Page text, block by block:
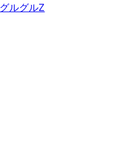
ルグルZ